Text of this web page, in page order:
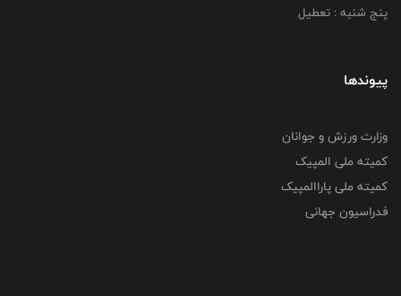
پنج شنبه : تعطیل
پیوندها
وزارت ورزش و جوانان
کمیته ملی المپیک
کمیته ملی پاراالمپیک
فدراسیون جهانی